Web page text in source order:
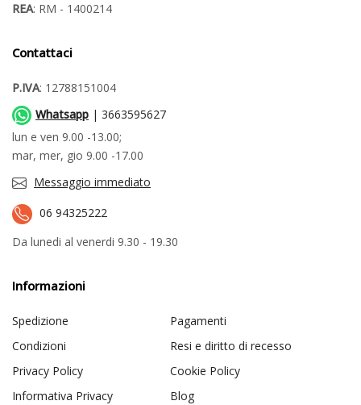
REA: RM - 1400214
Contattaci
P.IVA: 12788151004
Whatsapp | 3663595627
lun e ven 9.00 -13.00;
mar, mer, gio 9.00 -17.00
Messaggio immediato
06 94325222
Da lunedi al venerdi 9.30 - 19.30
Informazioni
Spedizione
Pagamenti
Condizioni
Resi e diritto di recesso
Privacy Policy
Cookie Policy
Informativa Privacy
Blog